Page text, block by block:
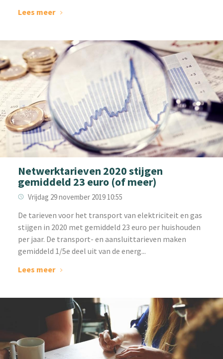
Lees meer
Netwerktarieven 2020 stijgen
gemiddeld 23 euro (of meer)
Vrijdag 29 november 2019 10:55
De tarieven voor het transport van elektriciteit en gas
stijgen in 2020 met gemiddeld 23 euro per huishouden
per jaar. De transport- en aansluittarieven maken
gemiddeld 1/5e deel uit van de energ...
Lees meer